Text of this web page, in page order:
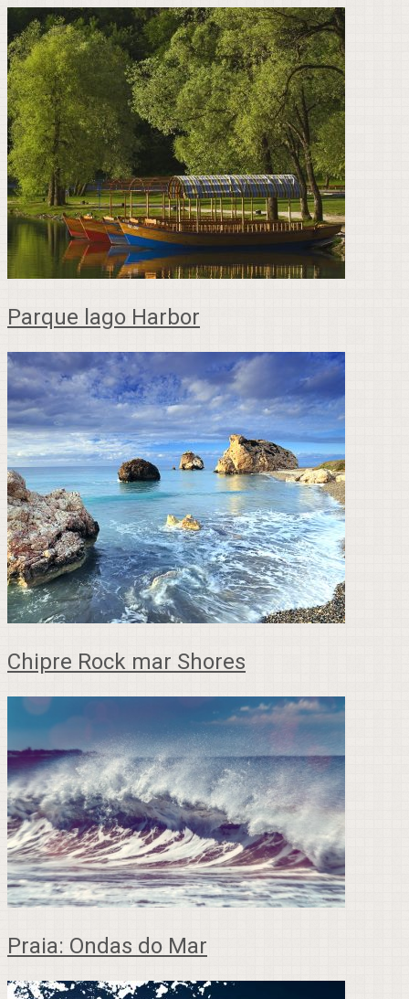
Parque lago Harbor
Chipre Rock mar Shores
Praia: Ondas do Mar